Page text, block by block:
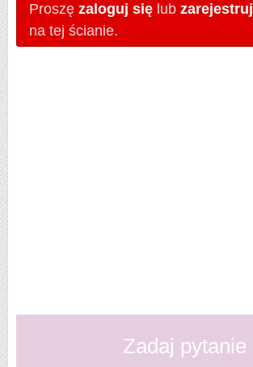
Proszę zaloguj się lub zarejestruj
na tej ścianie.
Zadaj pytanie